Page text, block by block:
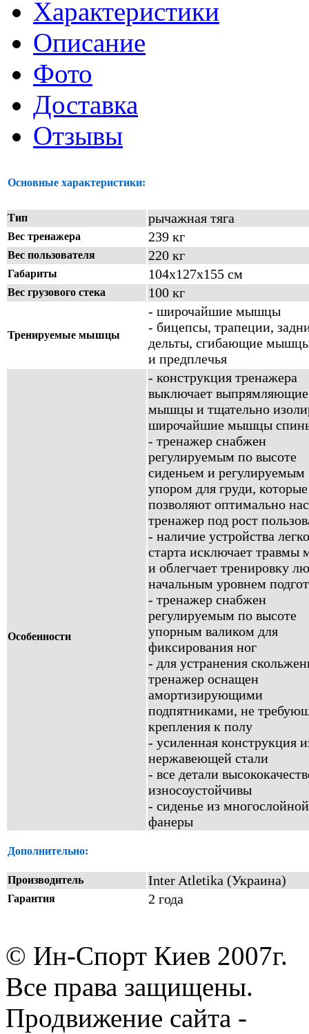
Характеристики
Описание
Фото
Доставка
Отзывы
Основные характеристики:
Тип рычажная тяга
Вес тренажера 239 кг
Вес пользователя 220 кг
Габариты 104х127х155 см
Вес грузового стека 100 кг
Тренируемые мышцы
- широчайшие мышцы
- бицепсы, трапеции,
дельты, сгибающие
и предплечья
Особенности
- конструкция тренажера
выключает выпрямляющие
мышцы и тщательно
широчайшие мышцы
- тренажер снабжен
регулируемым по высоте
сиденьем и регулируемым
упором для груди, которые
позволяют оптимально
тренажер под рост
- наличие устройства
старта исключает
и облегчает тренировку
начальным уровнем
- тренажер снабжен
регулируемым по высоте
упорным валиком для
фиксирования ног
- для устранения
тренажер оснащен
амортизирующими
подпятниками, не
крепления к полу
- усиленная конструкция
нержавеющей стали
- все детали
износоустойчивы
- сиденье из многослойной
фанеры
Дополнительно:
Производитель Inter Atletika (Украина)
Гарантия 2 года
© Ин-Спорт Киев 2007г.
Все права защищены.
Продвижение сайта -